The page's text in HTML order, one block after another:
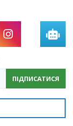
ПІДПИСАТИСЯ